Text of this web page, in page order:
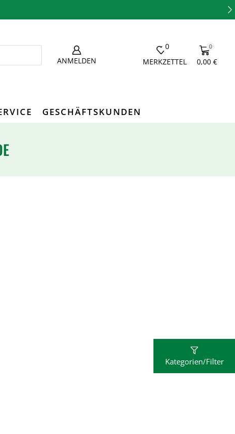
ANMELDEN
0
MERKZETTEL
0
0,00 €
GESCHÄFTSKUNDEN
Kategorien/Filter